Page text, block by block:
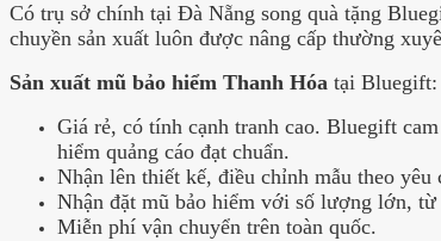
Có trụ sở chính tại Đà Nẵng song quà tặng
chuyền sản xuất luôn được nâng cấp thường
Sản xuất mũ bảo hiểm Thanh Hóa tại Bluegift:
Giá rẻ, có tính cạnh tranh cao. Bluegift
hiểm quảng cáo đạt chuẩn.
Nhận lên thiết kế, điều chỉnh mẫu theo yêu
Nhận đặt mũ bảo hiểm với số lượng lớn,
Miễn phí vận chuyển trên toàn quốc.